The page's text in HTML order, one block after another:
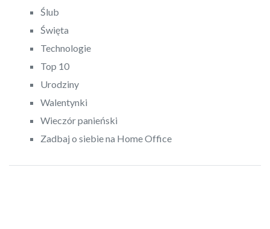
Ślub
Święta
Technologie
Top 10
Urodziny
Walentynki
Wieczór panieński
Zadbaj o siebie na Home Office